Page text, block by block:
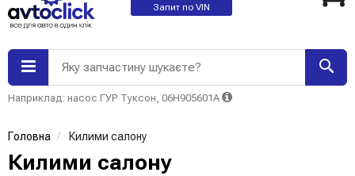
Запит по VIN
Яку запчастину шукаєте?
Наприклад: насос ГУР Туксон, 06H905601A
Головна Килими салону
Килими салону